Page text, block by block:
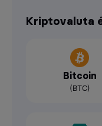
Kriptovaluta
Bitcoin
(BTC)